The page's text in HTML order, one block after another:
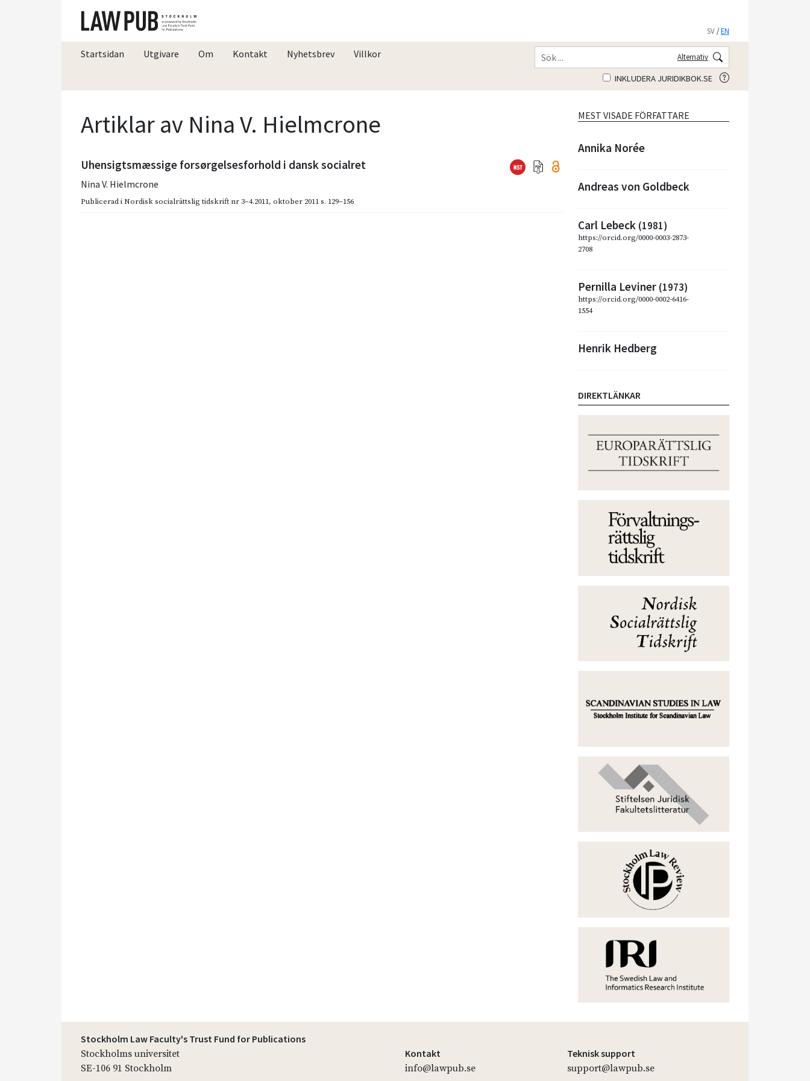
SV /EN
Startsidan Utgivare Om Kontakt Nyhetsbrev Villkor Alternativ
INKLUDERA JURIDIKBOK.SE
Artiklar av Nina V. Hielmcrone
Uhensigtsmæssige forsørgelsesforhold i dansk socialret
Nina V. Hielmcrone
Publicerad iNordisk socialrättslig tidskrift nr 3–4.2011, oktober 2011s. 129–156
MEST VISADE FÖRFATTARE
Annika Norée
Andreas von Goldbeck
Carl Lebeck (1981)
https://orcid.org/0000-0003-2873-
2708
Pernilla Leviner (1973)
https://orcid.org/0000-0002-6416-
1554
Henrik Hedberg
DIREKTLÄNKAR
Stockholm Law Faculty's Trust Fund for Publications
Stockholms universitet
SE-106 91 Stockholm
Kontakt
info@lawpub.se
Teknisk support
support@lawpub.se